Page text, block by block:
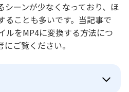
シーンが少なくなっており、ほ
ることも多いです。当記事で
ルをMP4に変換する方法につ
ご覧ください。